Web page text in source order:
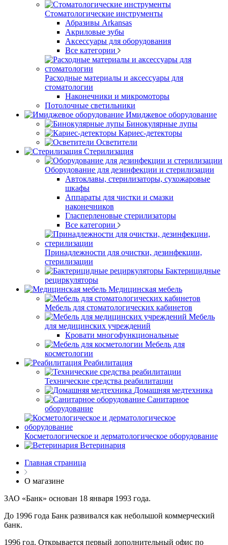
Стоматологические инструменты
Абразивы Arkansas
Акриловые зубы
Аксессуары для оборудования
Все категории
Расходные материалы и аксессуары для
стоматологии
Наконечники и микромоторы
Потолочные светильники
Имиджевое оборудование
Бинокулярные лупы
Кариес-детекторы
Осветители
Стерилизация
Оборудование для дезинфекции и стерилизации
Автоклавы, стерилизаторы, сухожаровые
шкафы
Аппараты для чистки и смазки
наконечников
Гласперленовые стерилизаторы
Все категории
Принадлежности для очистки, дезинфекции,
стерилизации
Бактерицидные
рециркуляторы
Медицинская мебель
Мебель для стоматологических кабинетов
Мебель
для медицинских учреждений
Кровати многофункциональные
Мебель для
косметологии
Реабилитация
Технические средства реабилитации
Домашняя медтехника
Санитарное
оборудование
Косметологическое и дерматологическое оборудование
Ветеринария
Главная страница
О магазине
ЗАО «Банк» основан 18 января 1993 года.
До 1996 года Банк развивался как небольшой коммерческий
банк.
1996 год. Открывается первый дополнительный офис по